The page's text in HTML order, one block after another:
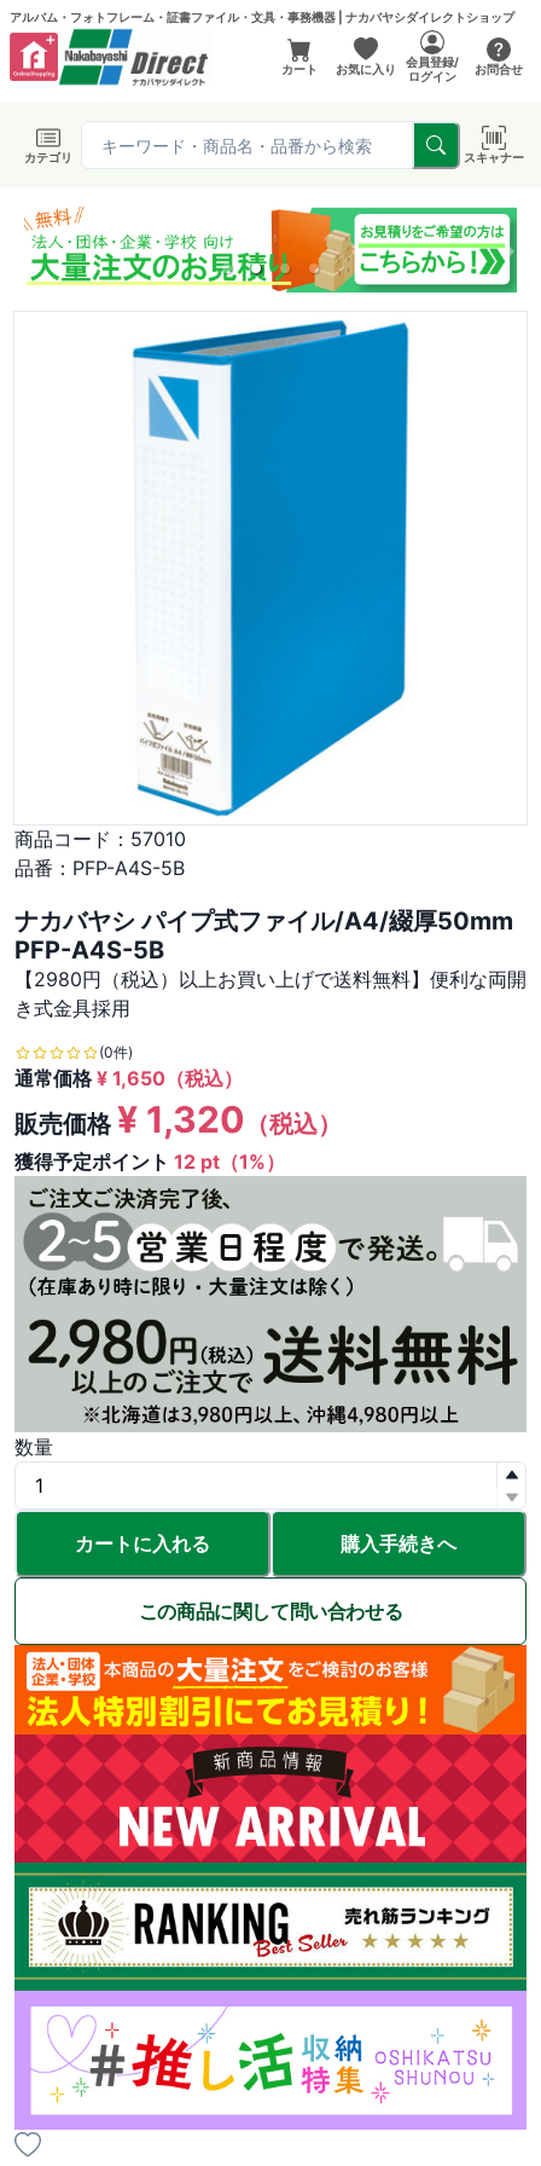
アルバム・フォトフレーム・証書ファイル・文具・事務機器 | ナカバヤシダイレクトショップ
カート お気に入り
会員登録/
ログイン
お問合せ
カテゴリ スキャナー
商品コード： 57010
品番： PFP-A4S-5B
ナカバヤシ パイプ式ファイル/A4/綴厚50mm
PFP-A4S-5B
【2980円（税込）以上お買い上げで送料無料】便利な両開
き式金具採用
(0件)
通常価格¥ 1,650 （税込）
販売価格¥ 1,320 （税込）
獲得予定ポイント 12 pt（1%）
数量
カートに入れる 購入手続きへ
この商品に関して問い合わせる